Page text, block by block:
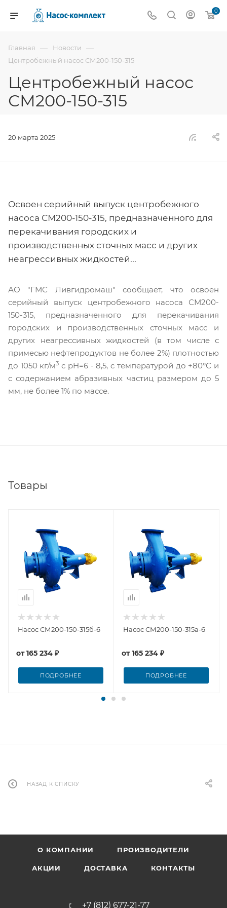
0
Главная — Новости —
Центробежный насос СМ200-150-315
Центробежный насос
СМ200-150-315
20 марта 2025
Освоен серийный выпуск центробежного
насоса СМ200-150-315, предназначенного для
перекачивания городских и
производственных сточных масс и других
неагрессивных жидкостей...
АО "ГМС Ливгидромаш" сообщает, что освоен
серийный выпуск центробежного насоса СМ200-
150-315, предназначенного для перекачивания
городских и производственных сточных масс и
других неагрессивных жидкостей (в том числе с
примесью нефтепродуктов не более 2%) плотностью
до 1050 кг/м3 с pH=6 - 8,5, c температурой до +80°С и
с содержанием абразивных частиц размером до 5
мм, не более 1% по массе.
Товары
Насос СМ200-150-315б-6
от165 234 ₽
ПОДРОБНЕЕ
Насос СМ200-150-315а-6
от165 234 ₽
ПОДРОБНЕЕ
НАЗАД К СПИСКУ
О КОМПАНИИ ПРОИЗВОДИТЕЛИ
АКЦИИ ДОСТАВКА КОНТАКТЫ
+7 (812) 677-21-77